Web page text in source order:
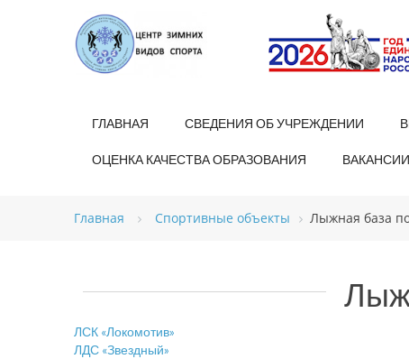
ГЛАВНАЯ СВЕДЕНИЯ ОБ УЧРЕЖДЕНИИ
ОЦЕНКА КАЧЕСТВА ОБРАЗОВАНИЯ ВАКАНСИИ
Главная Спортивные объекты Лыжная база
ЛСК «Локомотив»
ЛДС «Звездный»